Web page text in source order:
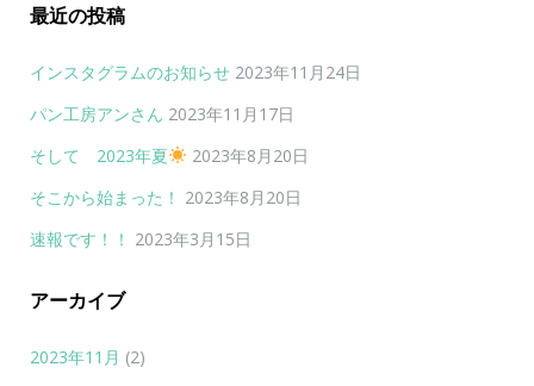
最近の投稿
インスタグラムのお知らせ 2023年11月24日
パン工房アンさん 2023年11月17日
そして 2023年夏
2023年8月20日
そこから始まった！ 2023年8月20日
速報です！！ 2023年3月15日
アーカイブ
2023年11月 (2)